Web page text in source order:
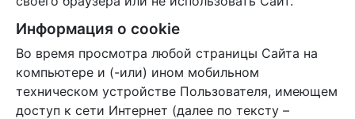
Информация о cookie
Во время просмотра любой страницы Сайта на
компьютере и (-или) ином мобильном
техническом устройстве Пользователя, имеющем
доступ к сети Интернет (далее по тексту –